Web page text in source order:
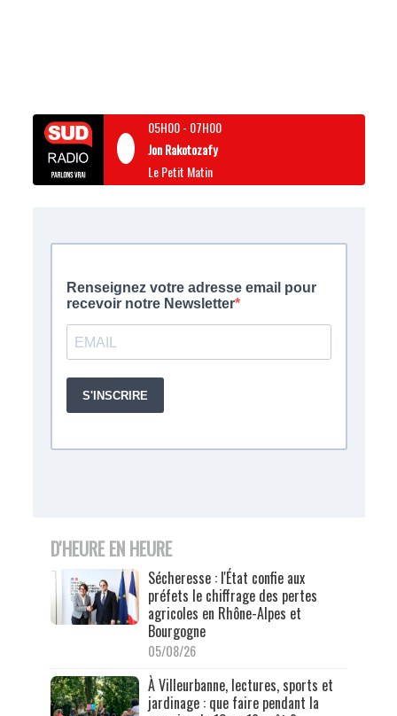
05H00- 07H00
Jon Rakotozafy
Le Petit Matin
D'HEURE EN HEURE
Sécheresse : l'État confie aux
préfets le chiffrage des pertes
agricoles en Rhône-Alpes et
Bourgogne
05/08/26
À Villeurbanne, lectures, sports et
jardinage : que faire pendant la